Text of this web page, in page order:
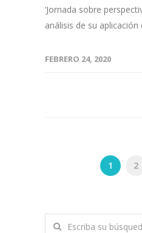
‘Jornada sobre
análisis de su aplicación
FEBRERO 24, 2020
1 2